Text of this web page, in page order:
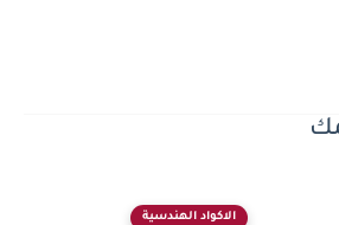
الاكواد الهندسية